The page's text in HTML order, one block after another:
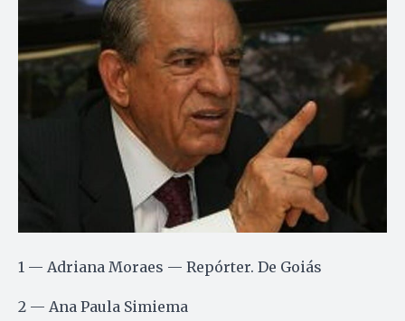
1 — Adriana Moraes — Repórter. De Goiás
2 — Ana Paula Simiema